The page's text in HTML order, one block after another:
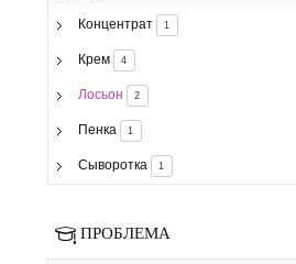
Концентрат 1
Крем 4
Лосьон 2
Пенка 1
Сыворотка 1
ПРОБЛЕМА